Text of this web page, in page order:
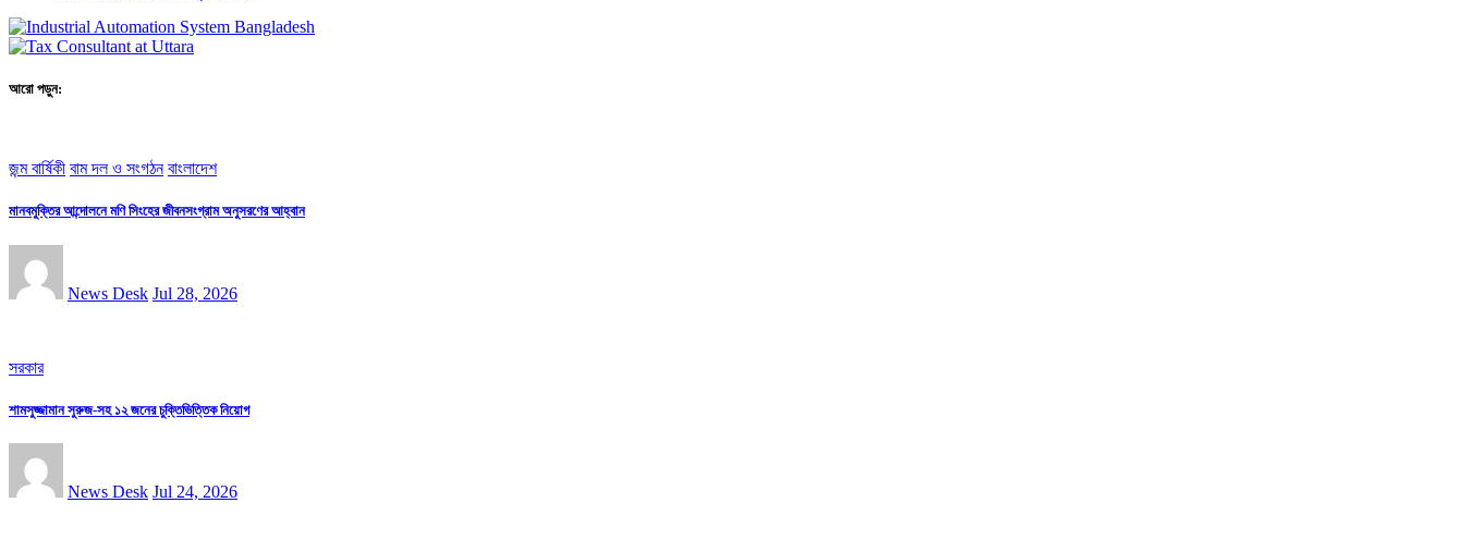
আরো পড়ুন:
জন্ম বার্ষিকী বাম দল ও সংগঠন বাংলাদেশ
মানবমুক্তির আন্দোলনে মণি সিংহের জীবনসংগ্রাম অনুসরণের আহ্বান
News Desk Jul 28, 2026
সরকার
শামসুজ্জামান সুরুজ-সহ ১২ জনের চুক্তিভিত্তিক নিয়োগ
News Desk Jul 24, 2026